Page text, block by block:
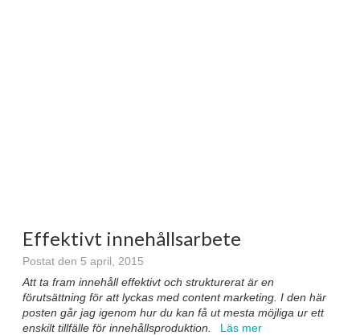
Effektivt innehållsarbete
Postat den 5 april, 2015
Att ta fram innehåll effektivt och strukturerat är en
förutsättning för att lyckas med content marketing. I den här
posten går jag igenom hur du kan få ut mesta möjliga ur ett
enskilt tillfälle för innehållsproduktion.
Läs mer